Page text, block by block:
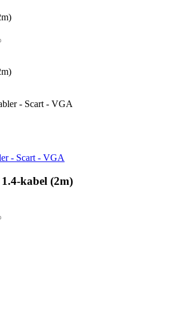
- Scart - VGA
- Scart - VGA
kabel (2m)